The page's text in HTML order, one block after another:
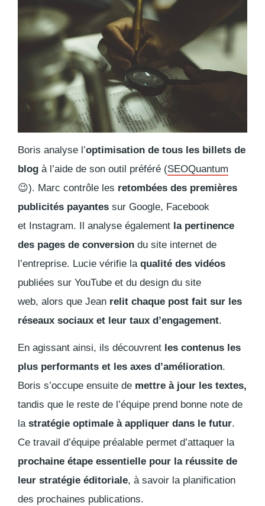
Boris analyse l’optimisation de tous les billets de
blog à l’aide de son outil préféré (SEOQuantum
😉). Marc contrôle les retombées des premières
publicités payantes sur Google, Facebook
et Instagram. Il analyse également la pertinence
des pages de conversion du site internet de
l’entreprise. Lucie vérifie la qualité des vidéos
publiées sur YouTube et du design du site
web, alors que Jean relit chaque post fait sur les
réseaux sociaux et leur taux d’engagement.
En agissant ainsi, ils découvrent les contenus les
plus performants et les axes d’amélioration.
Boris s’occupe ensuite de mettre à jour les textes,
tandis que le reste de l’équipe prend bonne note de
la stratégie optimale à appliquer dans le futur.
Ce travail d’équipe préalable permet d’attaquer la
prochaine étape essentielle pour la réussite de
leur stratégie éditoriale, à savoir la planification
des prochaines publications.